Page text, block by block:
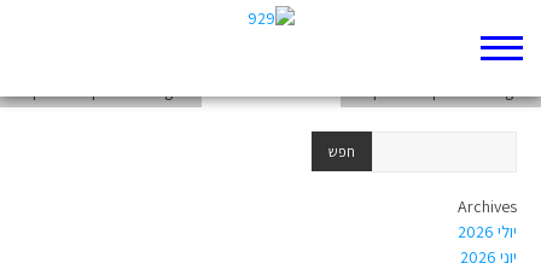
Archives
יולי 2026
יוני 2026